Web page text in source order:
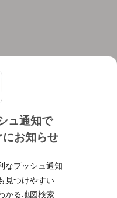
ュ通知で
お知らせ
なプッシュ通知
見つけやすい
かる地図検索
利用規約
採用情報